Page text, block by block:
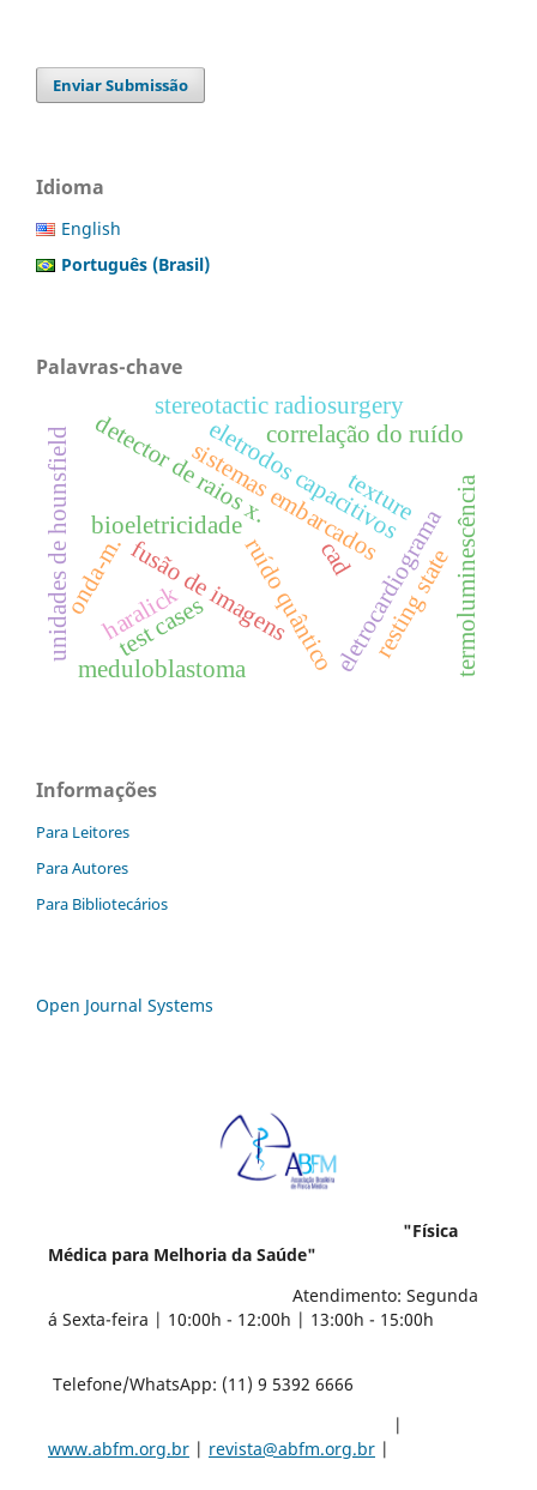
Enviar Submissão
Idioma
English
Português (Brasil)
Palavras-chave
detector de raios x.
bioeletricidadesistemas embarcados
eletrocardiograma
eletrodos capacitivos
ruído quântico
correlação do ruído
fusão de imagens
stereotactic radiosurgery
test cases
onda-m. cad
haralick
texture termoluminescência
resting state
unidades de hounsfield
meduloblastoma
Informações
Para Leitores
Para Autores
Para Bibliotecários
Open Journal Systems
"Física
Médica para Melhoria da Saúde"
Atendimento: Segunda
á Sexta-feira | 10:00h - 12:00h | 13:00h - 15:00h
Telefone/WhatsApp: (11) 9 5392 6666
|
www.abfm.org.br| revista@abfm.org.br|